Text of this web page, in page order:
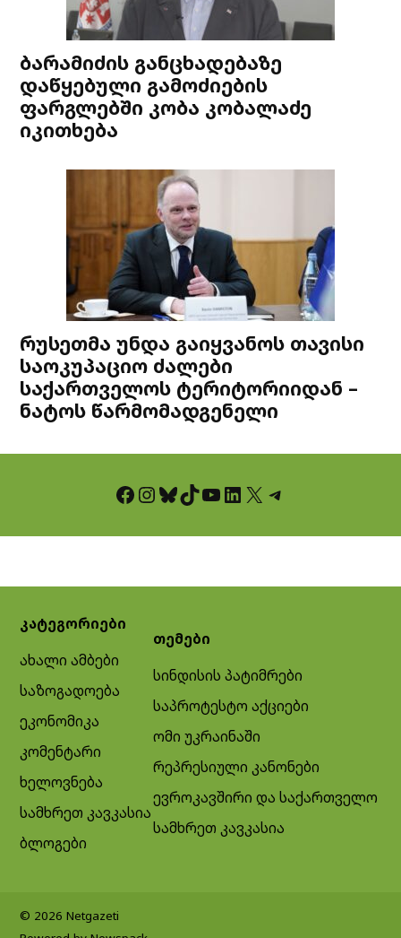
ბარამიძის განცხადებაზე
დაწყებული გამოძიების
ფარგლებში კობა კობალაძე
იკითხება
რუსეთმა უნდა გაიყვანოს თავისი
საოკუპაციო ძალები
საქართველოს ტერიტორიიდან –
ნატოს წარმომადგენელი
Facebook InstagramBluesky TikTok YouTube LinkedIn X Telegram
კატეგორიები
ახალი ამბები
საზოგადოება
ეკონომიკა
კომენტარი
ხელოვნება
სამხრეთ კავკასია
ბლოგები
თემები
სინდისის პატიმრები
საპროტესტო აქციები
ომი უკრაინაში
რეპრესიული კანონები
ევროკავშირი და საქართველო
სამხრეთ კავკასია
© 2026 Netgazeti